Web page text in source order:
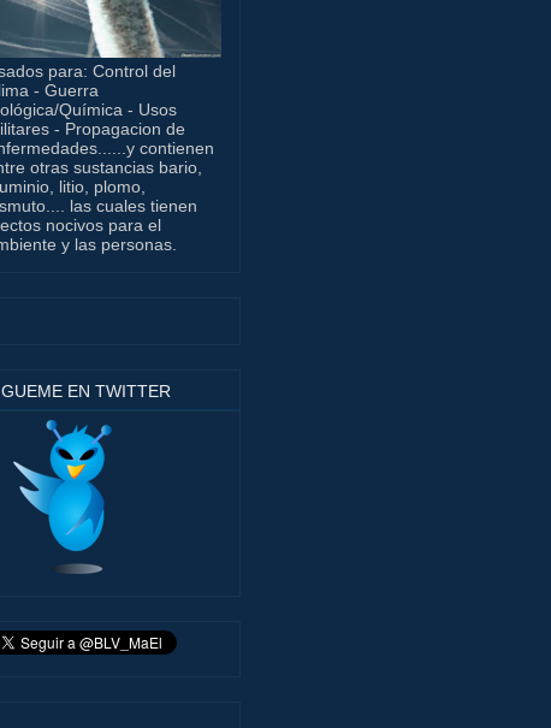
para: Control del
- Guerra
Química - Usos
- Propagacion de
contienen
otras sustancias bario,
litio, plomo,
las cuales tienen
nocivos para el
y las personas.
EN TWITTER